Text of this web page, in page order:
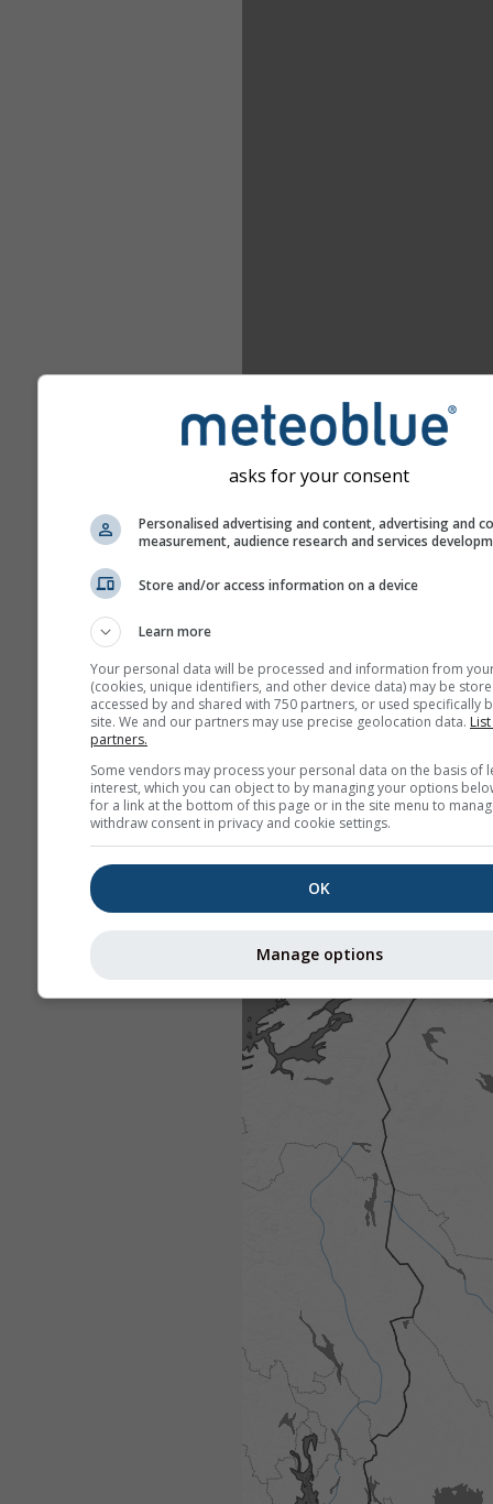
asks for your consent
Personalised advertising and content, advertising and
measurement, audience research and services
Store and/or access information on a device
Learn more
Your personal data will be processed and information from
(cookies, unique identifiers, and other device data) may be
accessed by and shared with 750 partners, or used specifically
site. We and our partners may use precise geolocation data.
partners.
Some vendors may process your personal data on the basis of
interest, which you can object to by managing your options
for a link at the bottom of this page or in the site menu to
withdraw consent in privacy and cookie settings.
OK
Manage options